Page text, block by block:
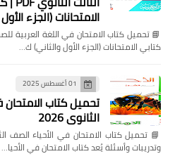
الامتحانات (الجزء
كتابي الامتحانات (الجزء الأول والثاني) ك…
01 أغسطس 2025
تحميل كتاب
الثانوي 2026
وتدريبات وأسئلة يُعد كتاب الامتحان في الأحيا…